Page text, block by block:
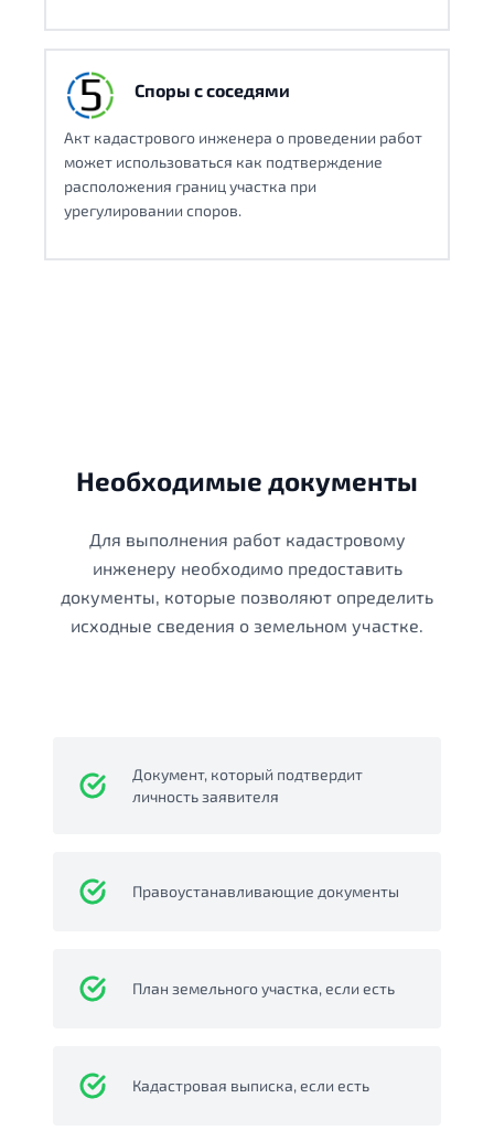
Споры с соседями
Акт кадастрового инженера о проведении работ
может использоваться как подтверждение
расположения границ участка при
урегулировании споров.
Необходимые документы
Для выполнения работ кадастровому
инженеру необходимо предоставить
документы, которые позволяют определить
исходные сведения о земельном участке.
Документ, который подтвердит
личность заявителя
Правоустанавливающие документы
План земельного участка, если есть
Кадастровая выписка, если есть